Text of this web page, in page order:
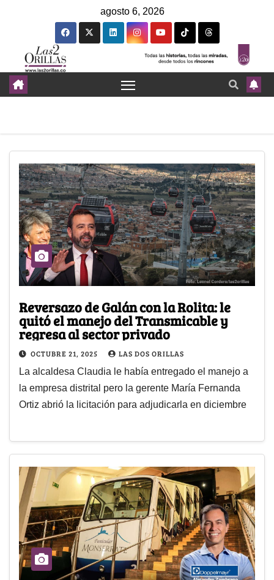
agosto 6, 2026
Reversazo de Galán con la Rolita: le
quitó el manejo del Transmicable y
regresa al sector privado
OCTUBRE 21, 2025 LAS DOS ORILLAS
La alcaldesa Claudia le había entregado el manejo a
la empresa distrital pero la gerente María Fernanda
Ortiz abrió la licitación para adjudicarla en diciembre